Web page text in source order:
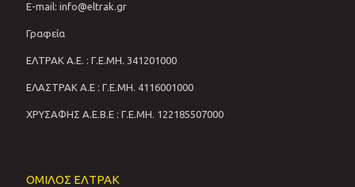
E-mail: info@eltrak.gr
Γραφεία
ΕΛΤΡΑΚ Α.Ε. : Γ.Ε.ΜΗ. 341201000
ΕΛΑΣΤΡΑΚ Α.Ε : Γ.Ε.ΜΗ. 4116001000
ΧΡΥΣΑΦΗΣ Α.Ε.Β.Ε : Γ.Ε.ΜΗ. 122185507000
ΟΜΙΛΟΣ ΕΛΤΡΑΚ